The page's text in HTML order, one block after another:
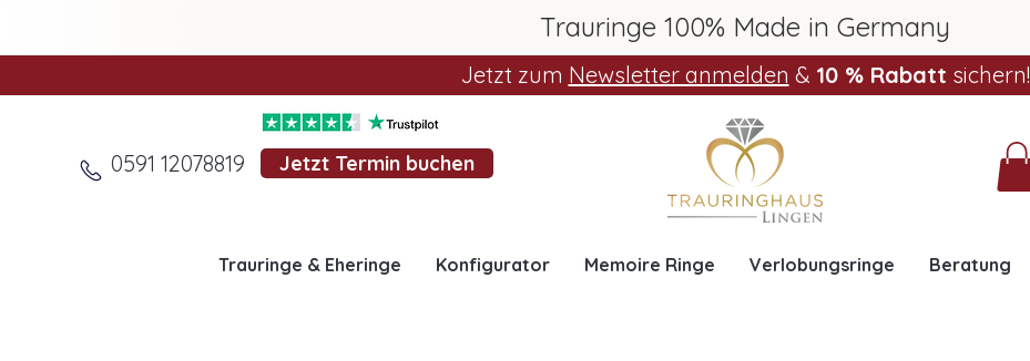
Trauringe 100% Made in Germany
Jetzt zum Newsletter anmelden & 10 % Rabatt sichern!
0591 12078819 Jetzt Termin buchen
Trauringe & Eheringe Konfigurator Memoire Ringe Verlobungsringe Beratung